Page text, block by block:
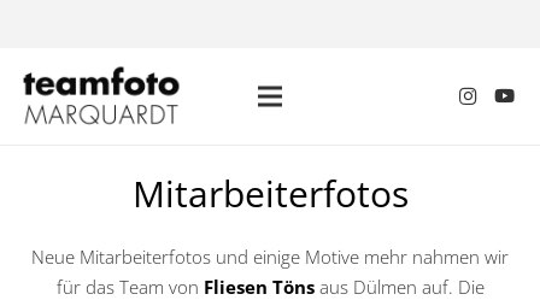
Mitarbeiterfotos
Neue Mitarbeiterfotos und einige Motive mehr nahmen wir
für das Team von Fliesen Tönsaus Dülmen auf. Die